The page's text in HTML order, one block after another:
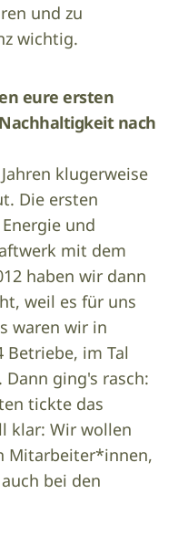
und zu
wichtig.
eure ersten
nach
klugerweise
Die ersten
und
mit dem
haben wir dann
weil es für uns
waren wir in
Betriebe, im Tal
ging's rasch:
tickte das
klar: Wir wollen
Mitarbeiter*innen,
bei den